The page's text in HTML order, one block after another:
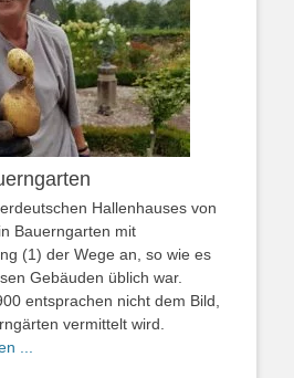
Hallenhauses von
Bauerngarten mit
(1) der Wege an, so wie es
Gebäuden üblich war.
entsprachen nicht dem Bild,
vermittelt wird.
...